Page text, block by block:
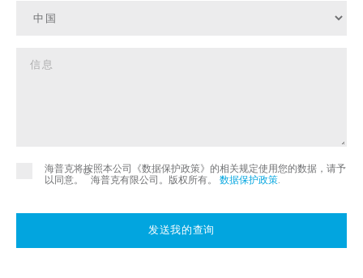
海普克将按照本公司《数据保护政策》的相关规定使用您的数据，请予
以同意。
©
海普克有限公司。版权所有。 数据保护政策.
发送我的查询